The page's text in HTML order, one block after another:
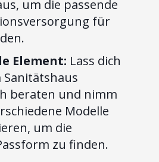
um die passende
für
Element: Lass dich
Sanitätshaus
beraten und nimm
Modelle
um die
zu finden.